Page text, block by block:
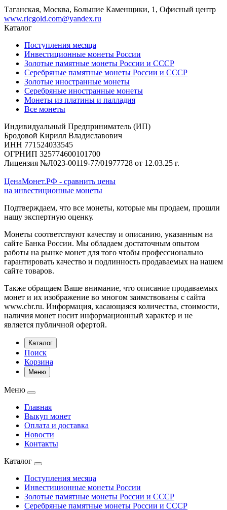
Таганская, Москва, Большие Каменщики, 1, Офисный центр
www.ricgold.com@yandex.ru
Каталог
Поступления месяца
Инвестиционные монеты России
Золотые памятные монеты России и СССР
Серебряные памятные монеты России и СССР
Золотые иностранные монеты
Серебряные иностранные монеты
Монеты из платины и палладия
Все монеты
Индивидуальный Предприниматель (ИП)
Бродовой Кирилл Владиславович
ИНН 771524033545
ОГРНИП 325774600101700
Лицензия №Л023-00119-77/01977728 от 12.03.25 г.
ЦенаМонет.РФ - сравнить цены
на инвестиционные монеты
Подтверждаем, что все монеты, которые мы продаем, прошли
нашу экспертную оценку.
Монеты соответствуют качеству и описанию, указанным на
сайте Банка России. Мы обладаем достаточным опытом
работы на рынке монет для того чтобы профессионально
гарантировать качество и подлинность продаваемых на нашем
сайте товаров.
Также обращаем Ваше внимание, что описание продаваемых
монет и их изображение во многом заимствованы с сайта
www.cbr.ru. Информация, касающаяся количества, стоимости,
наличия монет носит информационный характер и не
является публичной офертой.
Каталог
Поиск
Корзина
Меню
Меню
Главная
Выкуп монет
Оплата и доставка
Новости
Контакты
Каталог
Поступления месяца
Инвестиционные монеты России
Золотые памятные монеты России и СССР
Серебряные памятные монеты России и СССР